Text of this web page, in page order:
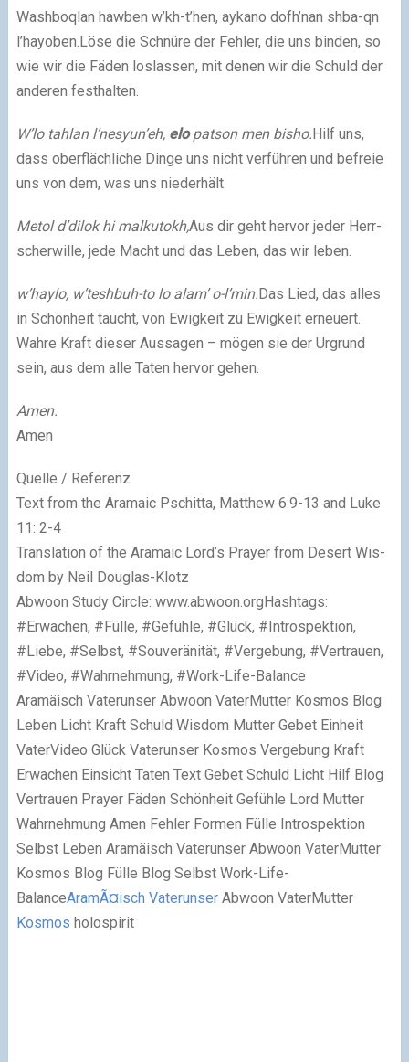
Wash­bo­qlan haw­ben w’kh-t’hen, ayka­no dofh’nan shba-qn
l’hayo­ben.Löse die Schnüre der Feh­ler, die uns bin­den, so
wie wir die Fäden los­las­sen, mit denen wir die Schuld der
ande­ren fest­hal­ten.
W’lo tahl­an l’nesyun’eh, elopat­son men bis­ho.Hilf uns,
dass oberflächli­che Din­ge uns nicht verführen und bef­reie
uns von dem, was uns nie­derhält.
Metol d’dilok hi mal­ku­tokh,Aus dir geht her­vor jeder Herr­
scher­wil­le, jede Macht und das Leben, das wir leben.
w’hay­lo, w’tesh­buh-to lo alam’ o-l’min.Das Lied, das alles
in Schönheit taucht, von Ewig­keit zu Ewig­keit erneu­ert.
Wah­re Kraft dieser Aus­sa­gen – mögen sie der Urgrund
sein, aus dem alle Taten her­vor gehen.
Amen.
Amen
Quel­le / Refe­renz
Text from the Ara­maic Pschit­ta, Matthew 6:9-13 and Luke
11: 2-4
Trans­la­ti­on of the Ara­maic Lord’s Pray­er from Desert Wis­
dom by Neil Dou­glas-Klotz
Abwoon Stu­dy Cir­c­le: www.abwoon.orgHashtags:
#Erwachen, #Fülle, #Gefühle, #Glück, #Introspektion,
#Liebe, #Selbst, #Souveränität, #Vergebung, #Vertrauen,
#Video, #Wahrnehmung, #Work-Life-Balance
Aramäisch Vaterunser Abwoon VaterMutter Kosmos Blog
Leben Licht Kraft Schuld Wisdom Mutter Gebet Einheit
VaterVideo Glück Vaterunser Kosmos Vergebung Kraft
Erwachen Einsicht Taten Text Gebet Schuld Licht Hilf Blog
Vertrauen Prayer Fäden Schönheit Gefühle Lord Mutter
Wahrnehmung Amen Fehler Formen Fülle Introspektion
Selbst Leben Aramäisch Vaterunser Abwoon VaterMutter
Kosmos Blog Fülle Blog Selbst Work-Life-
BalanceAramÃ¤isch VaterunserAbwoon VaterMutter
Kosmos holospirit